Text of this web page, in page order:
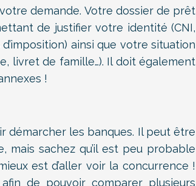
demande. Votre dossier de prêt
de justifier votre identité (CNI,
ainsi que votre situation
livret de famille…). Il doit également
!
démarcher les banques. Il peut être
sachez qu’il est peu probable
est d’aller voir la concurrence !
de pouvoir comparer plusieurs